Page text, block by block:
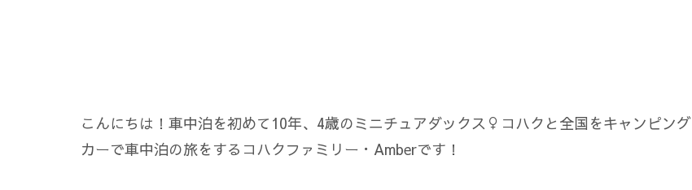
こんにちは！車中泊を初めて10年、4歳のミニチュアダックス♀コハクと全国をキャンピング
カーで車中泊の旅をするコハクファミリー・Amberです！